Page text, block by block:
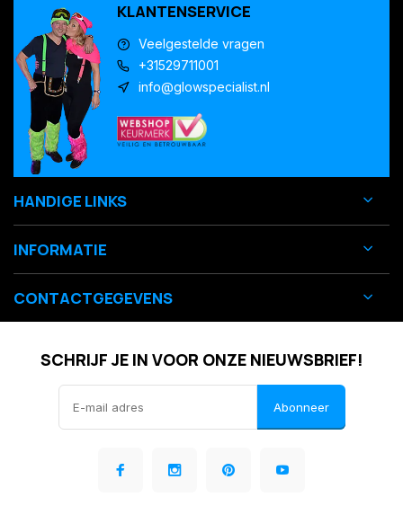
KLANTENSERVICE
Veelgestelde vragen
+31529711001
info@glowspecialist.nl
HANDIGE LINKS
INFORMATIE
CONTACTGEGEVENS
SCHRIJF JE IN VOOR ONZE NIEUWSBRIEF!
Abonneer